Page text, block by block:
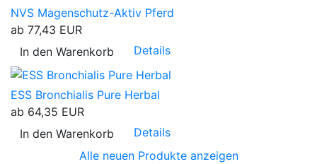
NVS Magenschutz-Aktiv Pferd
ab 77,43 EUR
In den Warenkorb
Details
ESS Bronchialis Pure Herbal
ab 64,35 EUR
In den Warenkorb
Details
Alle neuen Produkte anzeigen